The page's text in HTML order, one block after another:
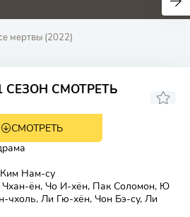
мертвы (2022)
СМОТРЕТЬ
СМОТРЕТЬ
Нам-су
ён, Чо И-хён, Пак Соломон, Ю
Ли Гю-хён, Чон Бэ-су, Ли